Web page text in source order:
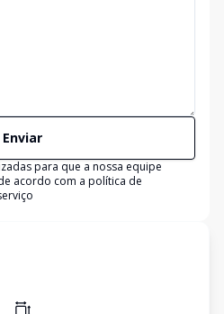
Enviar
para que a nossa equipe
acordo com a política de